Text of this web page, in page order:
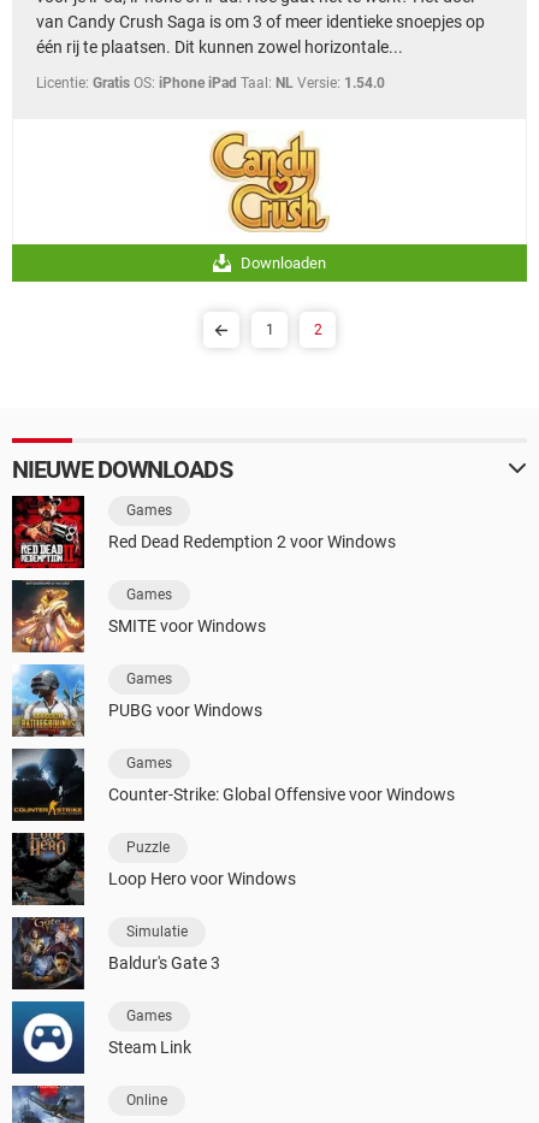
van Candy Crush Saga is om 3 of meer identieke snoepjes op
één rij te plaatsen. Dit kunnen zowel horizontale...
Licentie: Gratis OS: iPhone iPad Taal: NL Versie: 1.54.0
Downloaden
1 2
NIEUWE DOWNLOADS
Games
Red Dead Redemption 2 voor Windows
Games
SMITE voor Windows
Games
PUBG voor Windows
Games
Counter-Strike: Global Offensive voor Windows
Puzzle
Loop Hero voor Windows
Simulatie
Baldur's Gate 3
Games
Steam Link
Online